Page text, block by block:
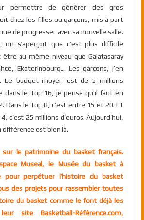
permettre de générer des gros
chez les filles ou garçons, mis à part
de progresser avec sa nouvelle salle.
on s’aperçoit que c’est plus difficile
au même niveau que Galatasaray
Ekaterinbourg… Les garçons, j’en
Le budget moyen est de 5 millions
dans le Top 16, je pense qu’il faut en
Dans le Top 8, c’est entre 15 et 20. Et
c’est 25 millions d’euros. Aujourd’hui,
différence est bien là.
le patrimoine du basket français.
Museal, le Musée du basket à
pour perpétuer l’histoire du basket
des projets pour rassembler toutes
du basket comme le font déjà les
site Basketball-Référence.com,